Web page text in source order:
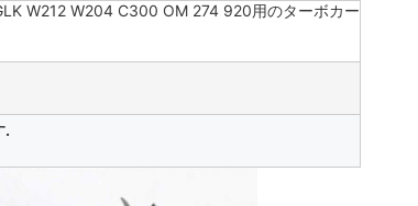
W212 W204 C300 OM 274 920用のターボカー
.